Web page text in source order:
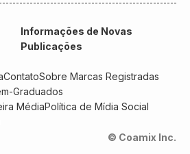
Informações de Novas
Publicações
ContatoSobre Marcas Registradas
Graduados
MédiaPolítica de Mídia Social
© Coamix Inc.